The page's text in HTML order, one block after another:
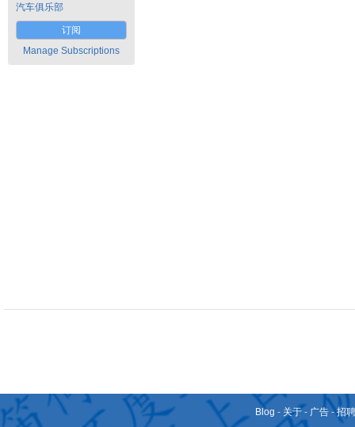
汽车俱乐部
订阅
Manage Subscriptions
Blog - 关于 - 广告 -招